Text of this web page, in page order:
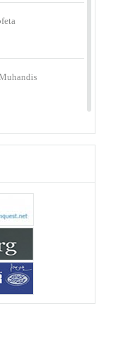
Alì
tenuto